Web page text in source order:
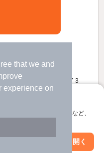
that we and
experience on
クお部屋探し
プ検索やお気に入り保存など、
アプリを開く
分 （小倉モノレ）
10分 （小倉モノレ）
倉南区守恒本町１丁目17-3
絞り込み条件を変更